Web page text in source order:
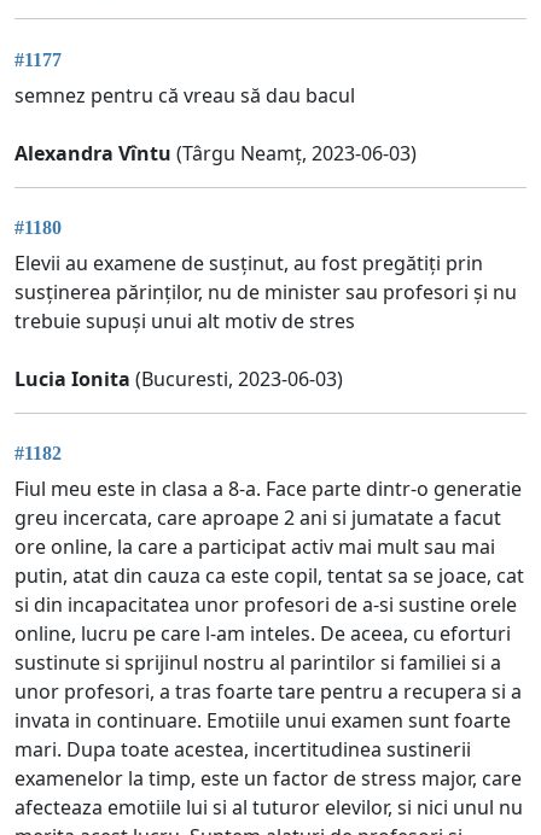
#1177
semnez pentru că vreau să dau bacul
Alexandra Vîntu (Târgu Neamț, 2023-06-03)
#1180
Elevii au examene de susținut, au fost pregătiți prin
susținerea părinților, nu de minister sau profesori și nu
trebuie supuși unui alt motiv de stres
Lucia Ionita (Bucuresti, 2023-06-03)
#1182
Fiul meu este in clasa a 8-a. Face parte dintr-o generatie
greu incercata, care aproape 2 ani si jumatate a facut
ore online, la care a participat activ mai mult sau mai
putin, atat din cauza ca este copil, tentat sa se joace, cat
si din incapacitatea unor profesori de a-si sustine orele
online, lucru pe care l-am inteles. De aceea, cu eforturi
sustinute si sprijinul nostru al parintilor si familiei si a
unor profesori, a tras foarte tare pentru a recupera si a
invata in continuare. Emotiile unui examen sunt foarte
mari. Dupa toate acestea, incertitudinea sustinerii
examenelor la timp, este un factor de stress major, care
afecteaza emotiile lui si al tuturor elevilor, si nici unul nu